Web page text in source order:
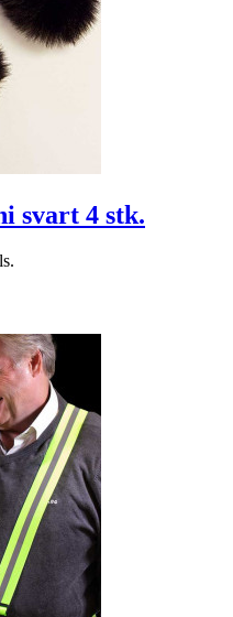
svart 4 stk.